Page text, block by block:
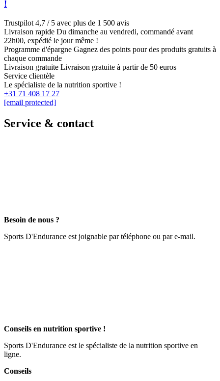
!
Trustpilot 4,7 / 5 avec plus de 1 500 avis
Livraison rapide Du dimanche au vendredi, commandé avant
22h00, expédié le jour même !
Programme d'épargne Gagnez des points pour des produits gratuits à
chaque commande
Livraison gratuite Livraison gratuite à partir de 50 euros
Service clientèle
Le spécialiste de la nutrition sportive !
+31 71 408 17 27
[email protected]
Service & contact
Besoin de nous ?
Sports D'Endurance est joignable par téléphone ou par e-mail.
Conseils en nutrition sportive !
Sports D'Endurance est le spécialiste de la nutrition sportive en
ligne.
Conseils